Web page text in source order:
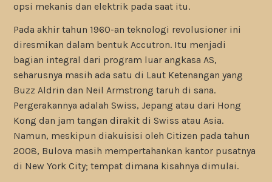
opsi mekanis dan elektrik pada saat itu.
Pada akhir tahun 1960-an teknologi revolusioner ini
diresmikan dalam bentuk Accutron. Itu menjadi
bagian integral dari program luar angkasa AS,
seharusnya masih ada satu di Laut Ketenangan yang
Buzz Aldrin dan Neil Armstrong taruh di sana.
Pergerakannya adalah Swiss, Jepang atau dari Hong
Kong dan jam tangan dirakit di Swiss atau Asia.
Namun, meskipun diakuisisi oleh Citizen pada tahun
2008, Bulova masih mempertahankan kantor pusatnya
di New York City; tempat dimana kisahnya dimulai.